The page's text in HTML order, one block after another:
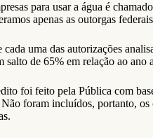
para usar a água é
apenas as outorgas
uma das autorizações
salto de 65% em relação ao ano
foi feito pela Pública com
foram incluídos, portanto,